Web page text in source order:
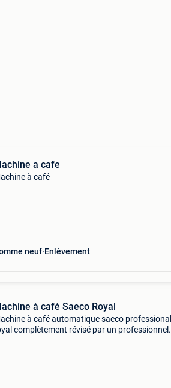
a cafe
à café
neuf Enlèvement
à café Saeco Royal
à café automatique saeco professional
complètement révisé par un professionnel.